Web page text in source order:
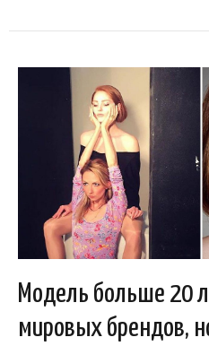
Модель больше 20
мировых брендов,